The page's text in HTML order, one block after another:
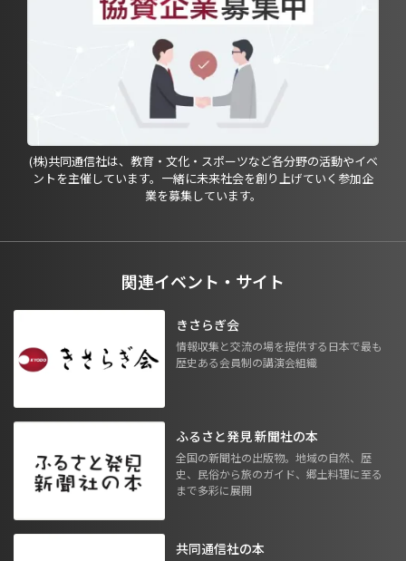
(株)共同通信社は、教育・文化・スポーツなど各分野の活動やイベ
ントを主催しています。一緒に未来社会を創り上げていく参加企
業を募集しています。
関連イベント・サイト
きさらぎ会
情報収集と交流の場を提供する日本で最も
歴史ある会員制の講演会組織
ふるさと発見 新聞社の本
全国の新聞社の出版物。地域の自然、歴
史、民俗から旅のガイド、郷土料理に至る
まで多彩に展開
共同通信社の本